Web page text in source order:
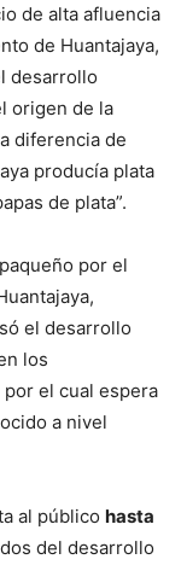
de alta afluencia
de Huantajaya,
desarrollo
origen de la
diferencia de
producía plata
de plata”.
por el
el desarrollo
los
el cual espera
a nivel
al público hasta
del desarrollo